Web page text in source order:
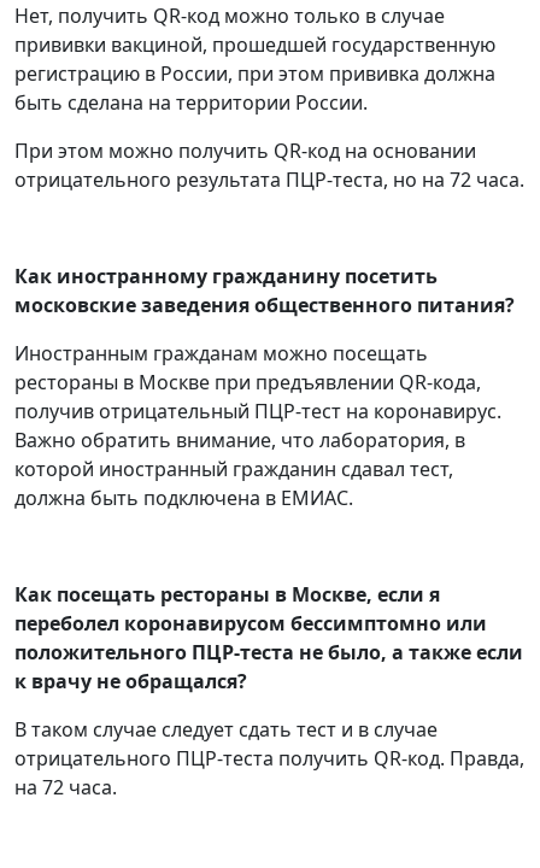
Нет, получить QR-код можно только в случае
прививки вакциной, прошедшей государственную
регистрацию в России, при этом прививка должна
быть сделана на территории России.
При этом можно получить QR-код на основании
отрицательного результата ПЦР-теста, но на 72 часа.
Как иностранному гражданину посетить
московские заведения общественного питания?
Иностранным гражданам можно посещать
рестораны в Москве при предъявлении QR-кода,
получив отрицательный ПЦР-тест на коронавирус.
Важно обратить внимание, что лаборатория, в
которой иностранный гражданин сдавал тест,
должна быть подключена в ЕМИАС.
Как посещать рестораны в Москве, если я
переболел коронавирусом бессимптомно или
положительного ПЦР-теста не было, а также если
к врачу не обращался?
В таком случае следует сдать тест и в случае
отрицательного ПЦР-теста получить QR-код. Правда,
на 72 часа.